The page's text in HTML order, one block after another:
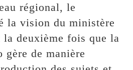
régional, le
la vision du ministère
la deuxième fois que la
gère de manière